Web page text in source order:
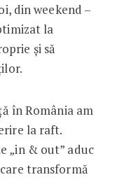
din weekend –
la
și să
în România am
la raft.
„in & out” aduc
transformă